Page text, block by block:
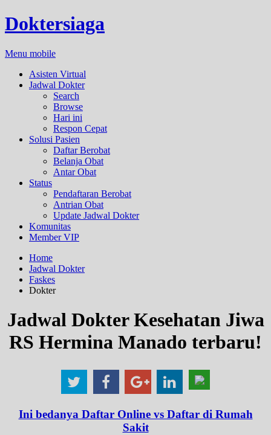
Doktersiaga
Menu mobile
Asisten Virtual
Jadwal Dokter
Search
Browse
Hari ini
Respon Cepat
Solusi Pasien
Daftar Berobat
Belanja Obat
Antar Obat
Status
Pendaftaran Berobat
Antrian Obat
Update Jadwal Dokter
Komunitas
Member VIP
Home
Jadwal Dokter
Faskes
Dokter
Jadwal Dokter Kesehatan Jiwa
RS Hermina Manado terbaru!
Ini bedanya Daftar Online vs Daftar di Rumah
Sakit